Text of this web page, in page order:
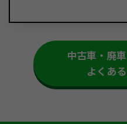
中古車・廃
よくあ